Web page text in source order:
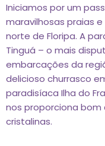
Iniciamos por um
maravilhosas praias
norte de Floripa. A
Tinguá – o mais
embarcações da
delicioso churrasco
paradisíaca Ilha do
nos proporciona
cristalinas.